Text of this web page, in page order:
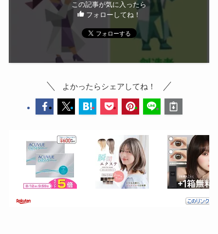
この記事が気に入ったら
フォローしてね！
よかったらシェアしてね！